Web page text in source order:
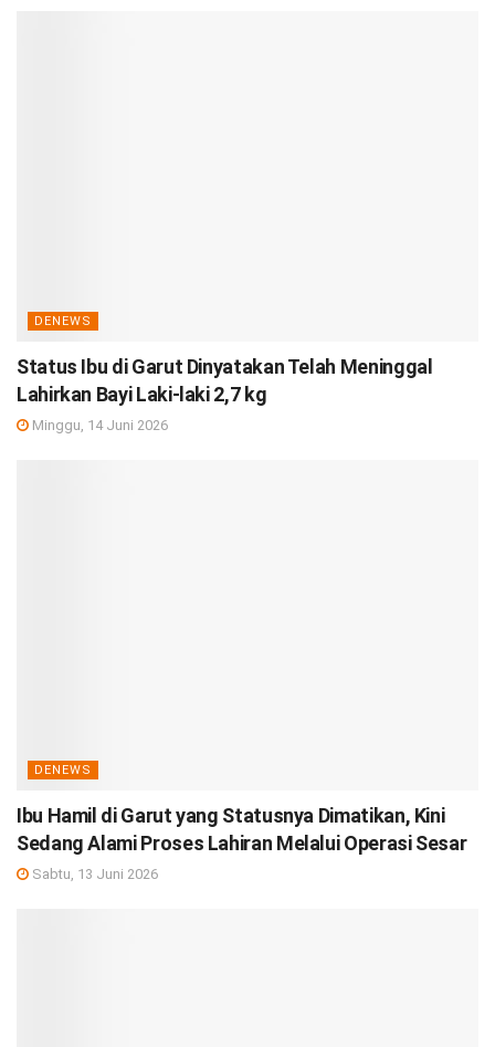
DENEWS
Status Ibu di Garut Dinyatakan Telah Meninggal
Lahirkan Bayi Laki-laki 2,7 kg
Minggu, 14 Juni 2026
DENEWS
Ibu Hamil di Garut yang Statusnya Dimatikan, Kini
Sedang Alami Proses Lahiran Melalui Operasi Sesar
Sabtu, 13 Juni 2026